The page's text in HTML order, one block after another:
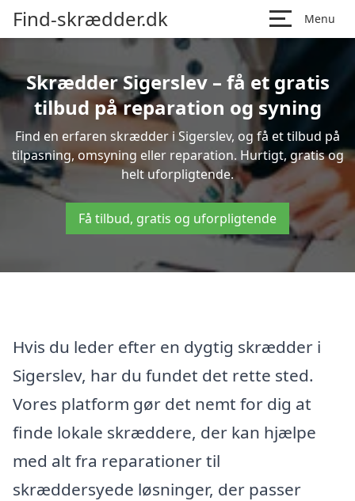
Find-skrædder.dk Menu
Skrædder Sigerslev – få et gratis
tilbud på reparation og syning
Find en erfaren skrædder i Sigerslev, og få et tilbud på
tilpasning, omsyning eller reparation. Hurtigt, gratis og
helt uforpligtende.
Få tilbud, gratis og uforpligtende
Hvis du leder efter en dygtig skrædder i
Sigerslev, har du fundet det rette sted.
Vores platform gør det nemt for dig at
finde lokale skræddere, der kan hjælpe
med alt fra reparationer til
skræddersyede løsninger, der passer